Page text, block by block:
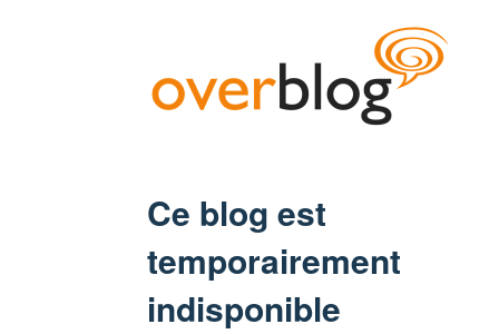
Ce blog est
temporairement
indisponible